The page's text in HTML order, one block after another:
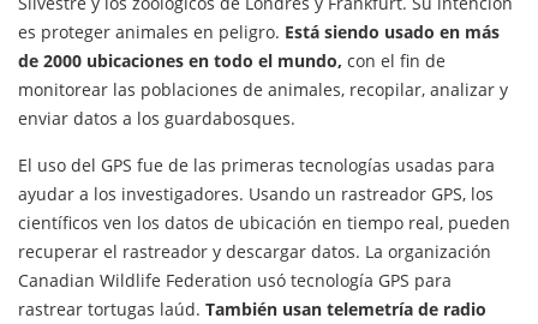
es proteger animales en peligro. Está siendo usado en más
de 2000 ubicaciones en todo el mundo, con el fin de
monitorear las poblaciones de animales, recopilar, analizar y
enviar datos a los guardabosques.
El uso del GPS fue de las primeras tecnologías usadas para
ayudar a los investigadores. Usando un rastreador GPS, los
científicos ven los datos de ubicación en tiempo real, pueden
recuperar el rastreador y descargar datos. La organización
Canadian Wildlife Federation usó tecnología GPS para
rastrear tortugas laúd. También usan telemetría de radio